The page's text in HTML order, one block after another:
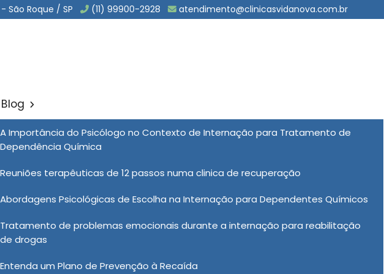
São Roque / SP (11) 99900-2928 atendimento@clinicasvidanova.com.br
Blog
A Importância do Psicólogo no Contexto de Internação para Tratamento de
Dependência Química
Reuniões terapêuticas de 12 passos numa clinica de recuperação
Abordagens Psicológicas de Escolha na Internação para Dependentes Químicos
Tratamento de problemas emocionais durante a internação para reabilitação
de drogas
Entenda um Plano de Prevenção à Recaída
em Itupeva Solicite um Orçamento
Com uma equipe multidisciplinar de profissionais
um ambiente acolhedor e seguro para os
até o acompanhamento pós-tratamento, cada etapa